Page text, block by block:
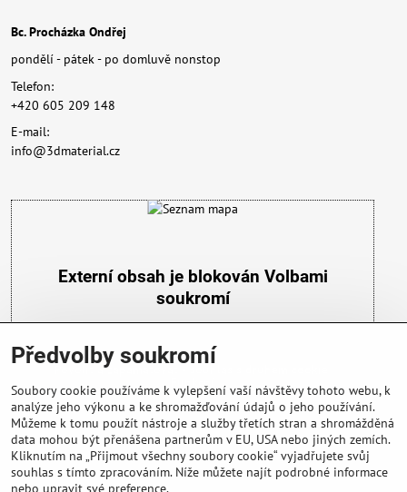
Bc. Procházka Ondřej
pondělí - pátek - po domluvě nonstop
Telefon:
+420 605 209 148
E-mail:
info@3dmaterial.cz
Externí obsah je blokován Volbami
soukromí
Přejete si načíst externí obsah?
Povolit a zapamatovat - souhlas s druhem cookie:
Funkční
Předvolby soukromí
Soubory cookie používáme k vylepšení vaší návštěvy tohoto webu, k
analýze jeho výkonu a ke shromažďování údajů o jeho používání.
Můžeme k tomu použít nástroje a služby třetích stran a shromážděná
data mohou být přenášena partnerům v EU, USA nebo jiných zemích.
Kliknutím na „Přijmout všechny soubory cookie“ vyjadřujete svůj
souhlas s tímto zpracováním. Níže můžete najít podrobné informace
nebo upravit své preference.